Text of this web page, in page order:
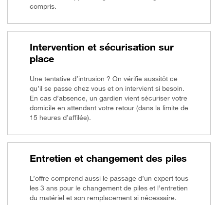
compris.
Intervention et sécurisation sur
place
Une tentative d’intrusion ? On vérifie aussitôt ce
qu’il se passe chez vous et on intervient si besoin.
En cas d’absence, un gardien vient sécuriser votre
domicile en attendant votre retour (dans la limite de
15 heures d’affilée).
Entretien et changement des piles
L’offre comprend aussi le passage d’un expert tous
les 3 ans pour le changement de piles et l’entretien
du matériel et son remplacement si nécessaire.